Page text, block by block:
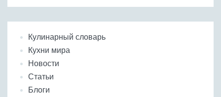
Кулинарный словарь
Кухни мира
Новости
Статьи
Блоги